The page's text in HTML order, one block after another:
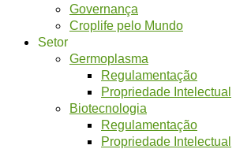
Governança
Croplife pelo Mundo
Setor
Germoplasma
Regulamentação
Propriedade Intelectual
Biotecnologia
Regulamentação
Propriedade Intelectual